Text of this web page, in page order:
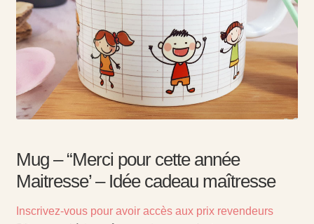
Mug – “Merci pour cette année
Maitresse’ – Idée cadeau maîtresse
Inscrivez-vous pour avoir accès aux prix revendeurs